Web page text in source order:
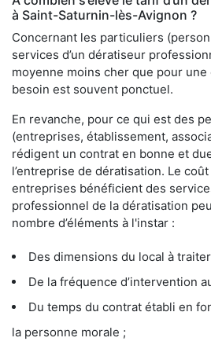
à Saint-Saturnin-lès-Avignon ?
Concernant les particuliers
services d’un dératiseur
moyenne moins cher que pour
besoin est souvent ponctuel.
En revanche, pour ce qui est des
(entreprises, établissement,
rédigent un contrat en bonne et
l’entreprise de dératisation. Le
entreprises bénéficient des
professionnel de la dératisation
nombre d’éléments à l'instar :
Des dimensions du local à
De la fréquence d’intervention
Du temps du contrat établi en
la personne morale ;